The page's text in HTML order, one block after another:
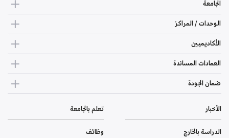
الجامعة
الوحدات / المراكز
الأكاديميين
العمادات المساندة
ضمان الجودة
الأخبار تعلم بالجامعة
الدراسة بالخارج وظائف